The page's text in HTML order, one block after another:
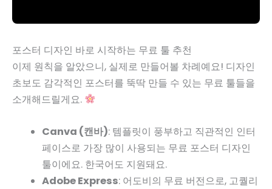
포스터 디자인 바로 시작하는 무료 툴 추천
이제 원칙을 알았으니, 실제로 만들어볼 차례예요! 디자인
초보도 감각적인 포스터를 뚝딱 만들 수 있는 무료 툴들을
소개해드릴게요.
Canva (캔바): 템플릿이 풍부하고 직관적인 인터
페이스로 가장 많이 사용되는 무료 포스터 디자인
툴이에요. 한국어도 지원돼요.
Adobe Express: 어도비의 무료 버전으로, 고퀄리